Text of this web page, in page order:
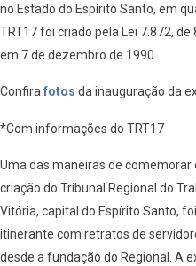
no Estado do Espírito Santo, em
TRT17 foi criado pela Lei 7.872,
em 7 de dezembro de 1990.
Confirafotos da inauguração da
*Com informações do TRT17
Uma das maneiras de comemorar
criação do Tribunal Regional do
Vitória, capital do Espírito Santo,
itinerante com retratos de
desde a fundação do Regional. A